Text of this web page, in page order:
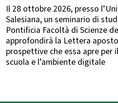
Il 28 ottobre 2026, presso
Salesiana, un seminario di
Pontificia Facoltà di Scienze
approfondirà la Lettera
prospettive che essa apre per
scuola e l’ambiente digitale